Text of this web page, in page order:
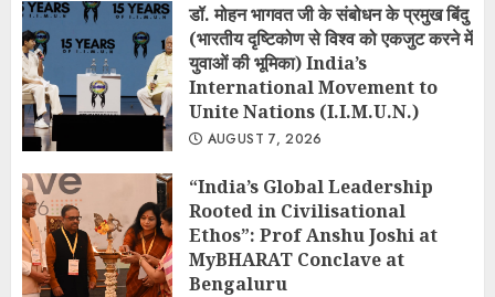
डॉ. मोहन भागवत जी के संबोधन के प्रमुख बिंदु
(भारतीय दृष्टिकोण से विश्व को एकजुट करने में
युवाओं की भूमिका) India’s
International Movement to
Unite Nations (I.I.M.U.N.)
AUGUST 7, 2026
“India’s Global Leadership
Rooted in Civilisational
Ethos”: Prof Anshu Joshi at
MyBHARAT Conclave at
Bengaluru